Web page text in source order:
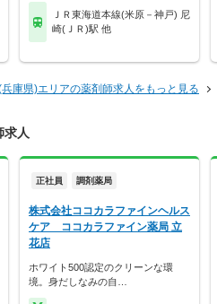
ＪＲ東海道本線(米原－神戸) 尼
崎(ＪＲ)駅 他
庫県)エリアの薬剤師求人をもっと見る
求人
正社員 調剤薬局
株式会社ココカラファインヘルス
ケア ココカラファイン薬局 立
花店
ホワイト500認定のクリーンな環
境。身だしなみの自…